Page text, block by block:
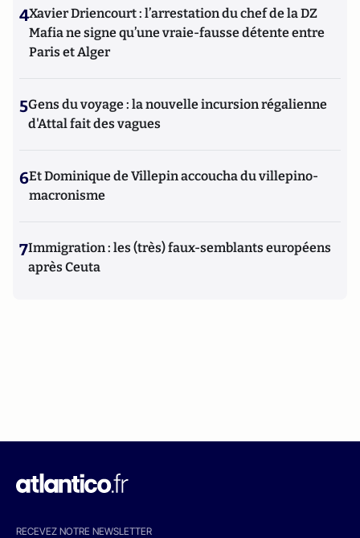
4Xavier Driencourt : l’arrestation du chef de la DZ
Mafia ne signe qu’une vraie-fausse détente entre
Paris et Alger
5Gens du voyage : la nouvelle incursion régalienne
d'Attal fait des vagues
6Et Dominique de Villepin accoucha du villepino-
macronisme
7Immigration : les (très) faux-semblants européens
après Ceuta
RECEVEZ NOTRE NEWSLETTER